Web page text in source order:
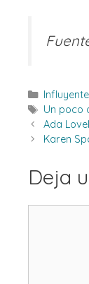
Etiquetas
Un poco
Ada
Karen
Deja